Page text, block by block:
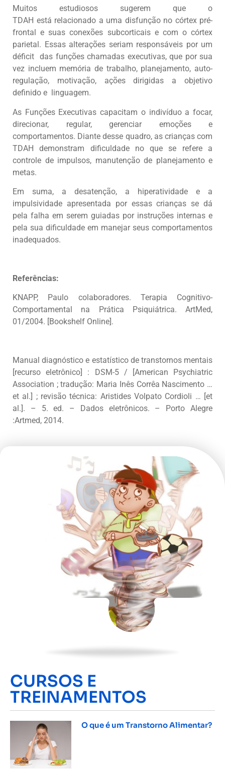
Muitos estudiosos sugerem que o
TDAH está relacionado a uma disfunção no córtex pré-
frontal e suas conexões subcorticais e com o córtex
parietal. Essas alterações seriam responsáveis por um
déficit das funções chamadas executivas, que por sua
vez incluem memória de trabalho, planejamento, auto-
regulação, motivação, ações dirigidas a objetivo
definido e linguagem.
As Funções Executivas capacitam o indivíduo a focar,
direcionar, regular, gerenciar emoções e
comportamentos. Diante desse quadro, as crianças com
TDAH demonstram dificuldade no que se refere a
controle de impulsos, manutenção de planejamento e
metas.
Em suma, a desatenção, a hiperatividade e a
impulsividade apresentada por essas crianças se dá
pela falha em serem guiadas por instruções internas e
pela sua dificuldade em manejar seus comportamentos
inadequados.
Referências:
KNAPP, Paulo colaboradores. Terapia Cognitivo-
Comportamental na Prática Psiquiátrica. ArtMed,
01/2004. [Bookshelf Online].
Manual diagnóstico e estatístico de transtornos mentais
[recurso eletrônico] : DSM-5 / [American Psychiatric
Association ; tradução: Maria Inês Corrêa Nascimento …
et al.] ; revisão técnica: Aristides Volpato Cordioli … [et
al.]. – 5. ed. – Dados eletrônicos. – Porto Alegre
:Artmed, 2014.
CURSOS E
TREINAMENTOS
O que é um Transtorno Alimentar?